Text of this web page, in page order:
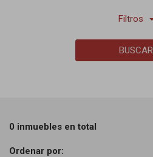
Filtros
BUSCAR
0 inmuebles en total
Ordenar por: